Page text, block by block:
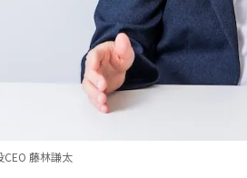
藤林謙太